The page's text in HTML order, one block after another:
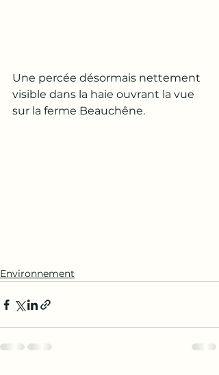
Une percée désormais nettement
visible dans la haie ouvrant la vue
sur la ferme Beauchêne.
Environnement